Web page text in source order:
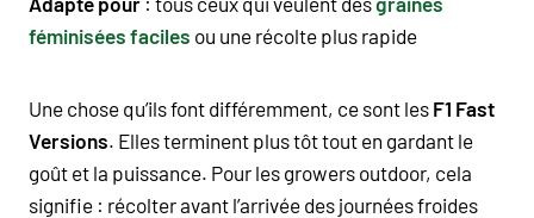
féminisées faciles ou une récolte plus rapide
Une chose qu’ils font différemment, ce sont les F1 Fast
Versions. Elles terminent plus tôt tout en gardant le
goût et la puissance. Pour les growers outdoor, cela
signifie : récolter avant l’arrivée des journées froides